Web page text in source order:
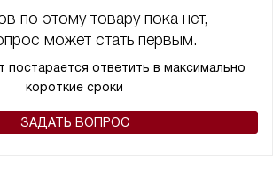
по этому товару пока нет,
может стать первым.
постарается ответить в максимально
короткие сроки
ЗАДАТЬ ВОПРОС